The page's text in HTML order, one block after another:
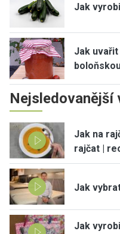
Jak
Jak
Nejsledovanější
Jak na
rajčat |
Jak
Jak